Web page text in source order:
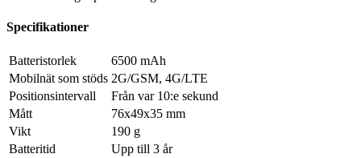
Specifikationer
Batteristorlek
6500 mAh
Mobilnät som stöds 2G/GSM, 4G/LTE
Positionsintervall
Från var 10:e sekund
Mått
76x49x35 mm
Vikt
190 g
Batteritid
Upp till 3 år